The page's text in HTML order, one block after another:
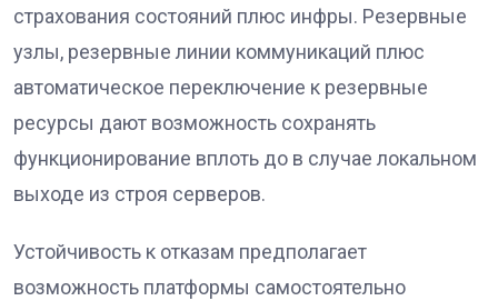
страхования состояний плюс инфры. Резервные
узлы, резервные линии коммуникаций плюс
автоматическое переключение к резервные
ресурсы дают возможность сохранять
функционирование вплоть до в случае локальном
выходе из строя серверов.
Устойчивость к отказам предполагает
возможность платформы самостоятельно